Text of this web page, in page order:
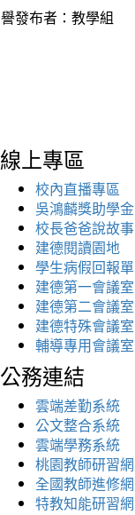
發布者：教學組
線上專區
校內直播專區
吳鴻麟獎助學金
校長爸爸說故事
建德閱讀園地
學生病假回報單
建德第一會議室
建德第二會議室
建德特殊會議室
輔導專用會議室
公務連結
雲端差勤系統
公文整合系統
雲端學務系統
桃園教師研習網
全國教師進修網
特教知能研習網